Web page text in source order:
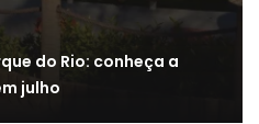
do Rio: conheça a
julho